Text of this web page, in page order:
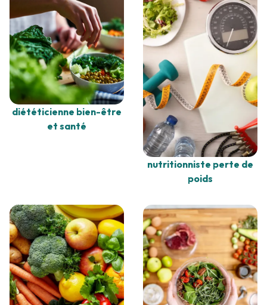
diététicienne bien-être
et santé
nutritionniste perte de
poids